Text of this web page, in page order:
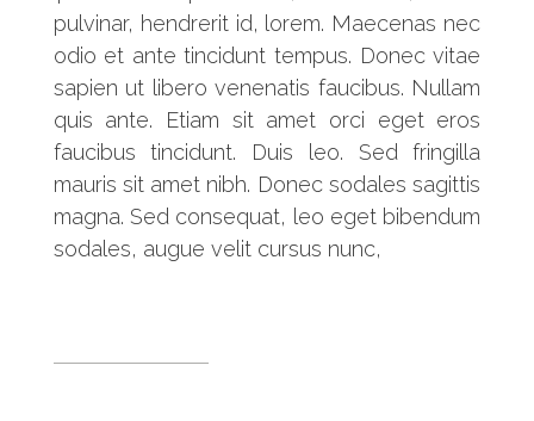
pulvinar, hendrerit id, lorem. Maecenas nec
odio et ante tincidunt tempus. Donec vitae
sapien ut libero venenatis faucibus. Nullam
quis ante. Etiam sit amet orci eget eros
faucibus tincidunt. Duis leo. Sed fringilla
mauris sit amet nibh. Donec sodales sagittis
magna. Sed consequat, leo eget bibendum
sodales, augue velit cursus nunc,